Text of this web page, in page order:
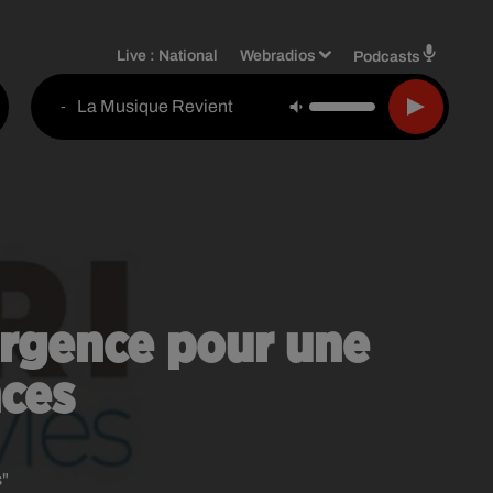
Live : National Webradios Podcasts
- La Musique Revient
pour une